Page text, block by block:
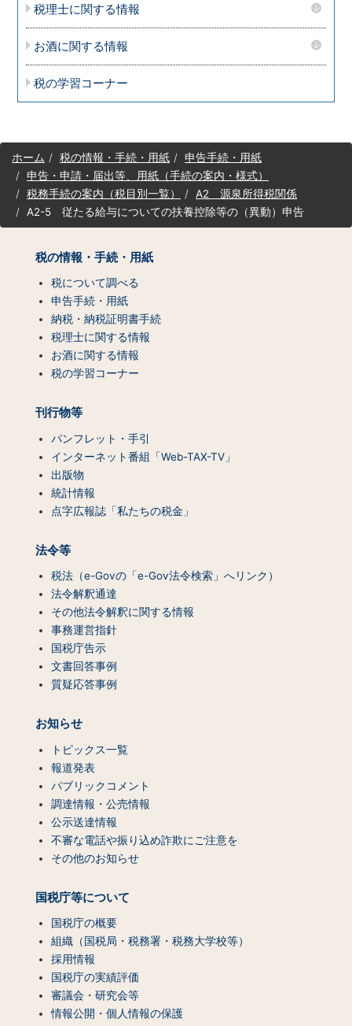
税理士に関する情報
お酒に関する情報
税の学習コーナー
サ
イ
プ
ホーム 税の情報・手続・用紙
申告手続・用紙
申告・申請・届出等、用紙（手続の案内・様式）
税務手続の案内（税目別一覧）
A2 源泉所得税関係
A2-5 従たる給与についての扶養控除等の（異動）申告
税の情報・手続・用紙
税について調べる
申告手続・用紙
納税・納税証明書手続
税理士に関する情報
お酒に関する情報
税の学習コーナー
刊行物等
パンフレット・手引
インターネット番組「Web-TAX-TV」
出版物
統計情報
点字広報誌「私たちの税金」
法令等
税法（e-Govの「e-Gov法令検索」へリンク）
法令解釈通達
その他法令解釈に関する情報
事務運営指針
国税庁告示
文書回答事例
質疑応答事例
お知らせ
トピックス一覧
報道発表
パブリックコメント
調達情報・公売情報
公示送達情報
不審な電話や振り込め詐欺にご注意を
その他のお知らせ
国税庁等について
国税庁の概要
組織（国税局・税務署・税務大学校等）
採用情報
国税庁の実績評価
審議会・研究会等
情報公開・個人情報の保護